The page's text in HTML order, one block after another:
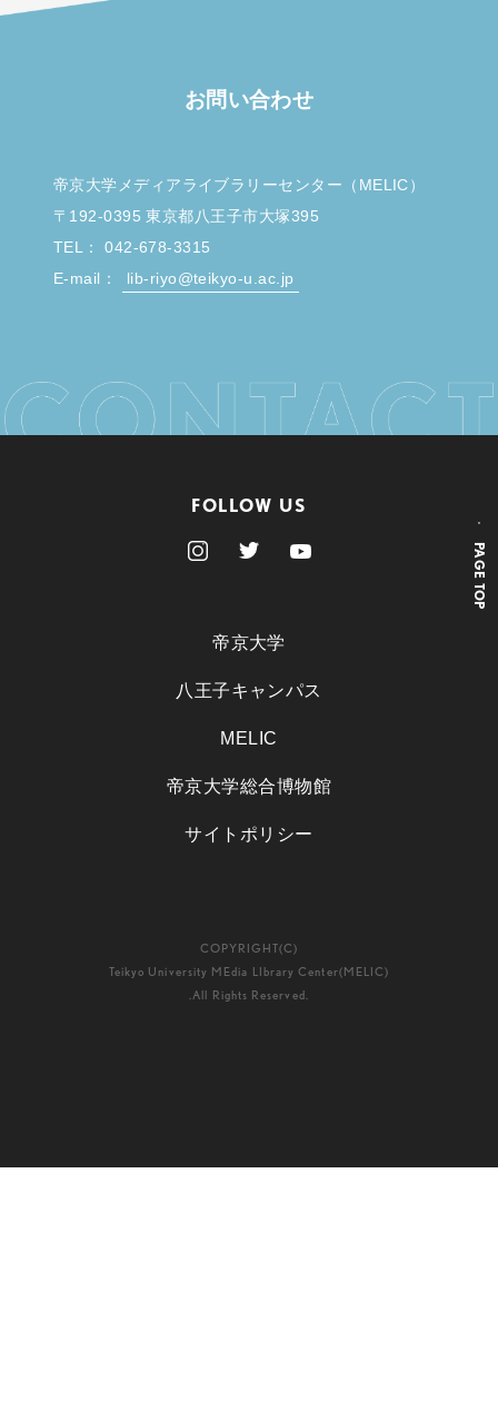
お問い合わせ
帝京大学メディアライブラリーセンター（MELIC）
〒192-0395 東京都八王子市大塚395
TEL： 042-678-3315
E-mail：
lib-riyo@teikyo-u.ac.jp
FOLLOW US
帝京大学
八王子キャンパス
MELIC
帝京大学総合博物館
サイトポリシー
PAGE TOP
COPYRIGHT(C)
Teikyo University MEdia LIbrary Center(MELIC)
.All Rights Reserved.